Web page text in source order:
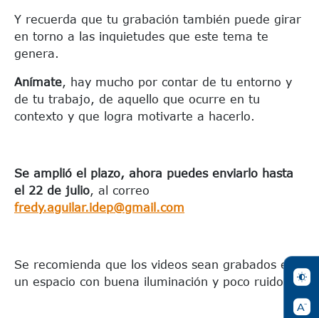
Y recuerda que tu grabación también puede girar
en torno a las inquietudes que este tema te
genera.
Anímate, hay mucho por contar de tu entorno y
de tu trabajo, de aquello que ocurre en tu
contexto y que logra motivarte a hacerlo.
Se amplió el plazo, ahora puedes enviarlo hasta
el 22 de julio, al correo
fredy.aguilar.idep@gmail.com
Se recomienda que los videos sean grabados en
un espacio con buena iluminación y poco ruido.